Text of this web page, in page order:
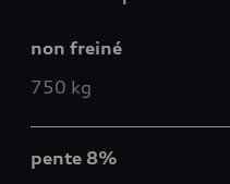
non freiné
750 kg
pente 8%